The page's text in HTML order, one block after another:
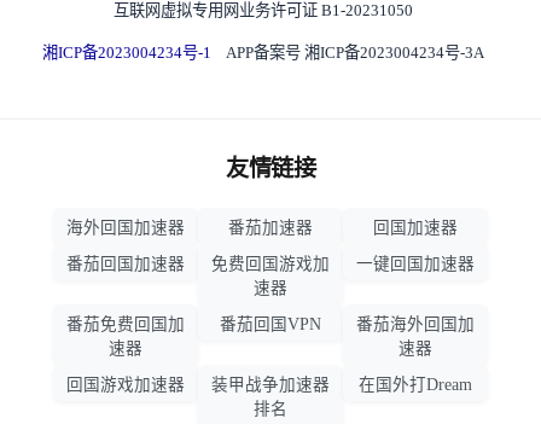
互联网虚拟专用网业务许可证 B1-20231050
湘ICP备2023004234号-1 APP备案号 湘ICP备2023004234号-3A
友情链接
海外回国加速器 番茄加速器
回国加速器
番茄回国加速器
免费回国游戏加
速器
一键回国加速器
番茄免费回国加
速器
番茄回国VPN
番茄海外回国加
速器
回国游戏加速器
装甲战争加速器
排名
在国外打Dream